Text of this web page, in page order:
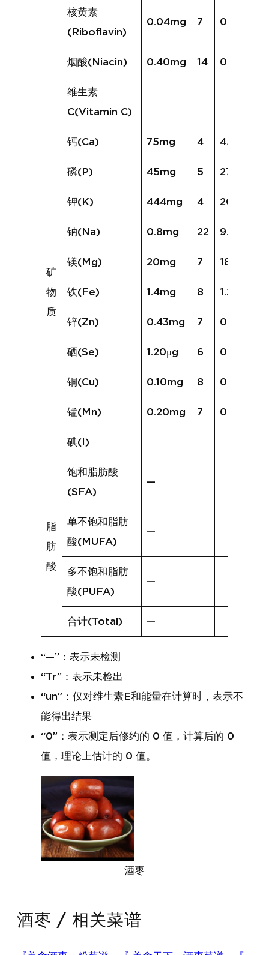
核黄素
(Riboflavin)
0.04mg 7 0.06mg
烟酸(Niacin) 0.40mg 14 0.60mg
维生素
C(Vitamin C)
矿
物
质
钙(Ca) 75mg 4 45mg
磷(P) 45mg 5 27mg
钾(K) 444mg 4 200mg
钠(Na) 0.8mg 22 9.3mg
镁(Mg) 20mg 7 18mg
铁(Fe) 1.4mg 8 1.2mg
锌(Zn) 0.43mg 7 0.46mg
硒(Se) 1.20μg 6 0.96μg
铜(Cu) 0.10mg 8 0.48mg
锰(Mn) 0.20mg 7 0.17mg
碘(I)
脂
肪
酸
饱和脂肪酸
(SFA)
—
单不饱和脂肪
酸(MUFA)
—
多不饱和脂肪
酸(PUFA)
—
合计(Total) —
“—”：表示未检测
“Tr”：表示未检出
“un”：仅对维生素E和能量在计算时，表示不
能得出结果
“0”：表示测定后修约的 0 值，计算后的 0
值，理论上估计的 0 值。
酒枣
酒枣 / 相关菜谱